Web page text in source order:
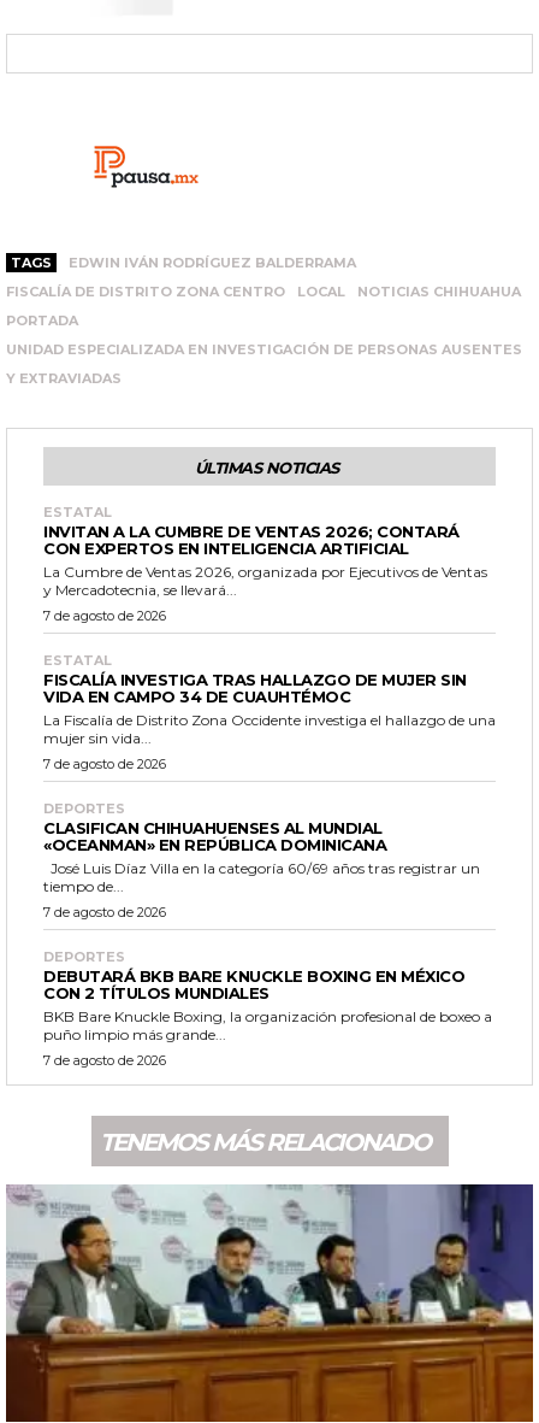
TAGS
EDWIN IVÁN RODRÍGUEZ BALDERRAMA
FISCALÍA DE DISTRITO ZONA CENTRO
LOCAL
NOTICIAS CHIHUAHUA
PORTADA
UNIDAD ESPECIALIZADA EN INVESTIGACIÓN DE PERSONAS AUSENTES
Y EXTRAVIADAS
ÚLTIMAS NOTICIAS
ESTATAL
INVITAN A LA CUMBRE DE VENTAS 2026; CONTARÁ
CON EXPERTOS EN INTELIGENCIA ARTIFICIAL
La Cumbre de Ventas 2026, organizada por Ejecutivos de Ventas
y Mercadotecnia, se llevará...
7 de agosto de 2026
ESTATAL
FISCALÍA INVESTIGA TRAS HALLAZGO DE MUJER SIN
VIDA EN CAMPO 34 DE CUAUHTÉMOC
La Fiscalía de Distrito Zona Occidente investiga el hallazgo de una
mujer sin vida...
7 de agosto de 2026
DEPORTES
CLASIFICAN CHIHUAHUENSES AL MUNDIAL
«OCEANMAN» EN REPÚBLICA DOMINICANA
tiempo de...
7 de agosto de 2026
DEPORTES
DEBUTARÁ BKB BARE KNUCKLE BOXING EN MÉXICO
CON 2 TÍTULOS MUNDIALES
BKB Bare Knuckle Boxing, la organización profesional de boxeo a
puño limpio más grande...
7 de agosto de 2026
TENEMOS MÁS RELACIONADO